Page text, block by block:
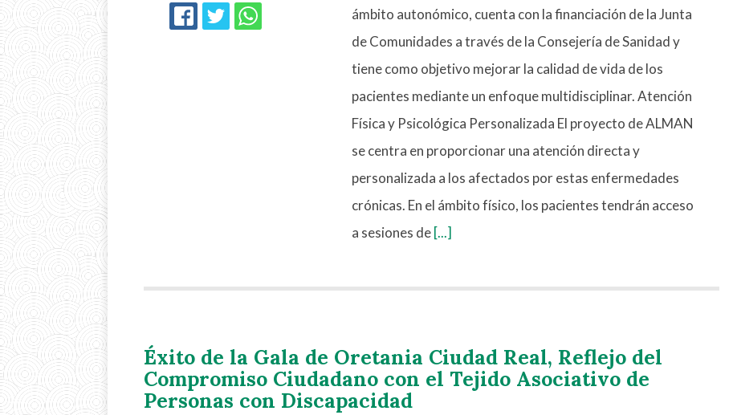
FACEBOOK
TWITTER
ámbito autonómico, cuenta con la financiación de la Junta
de Comunidades a través de la Consejería de Sanidad y
tiene como objetivo mejorar la calidad de vida de los
pacientes mediante un enfoque multidisciplinar. Atención
Física y Psicológica Personalizada El proyecto de ALMAN
se centra en proporcionar una atención directa y
personalizada a los afectados por estas enfermedades
crónicas. En el ámbito físico, los pacientes tendrán acceso
a sesiones de [...]
Éxito de la Gala de Oretania Ciudad Real, Reflejo del
Compromiso Ciudadano con el Tejido Asociativo de
Personas con Discapacidad